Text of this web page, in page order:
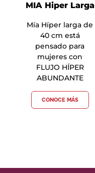
MIA Hiper Larga
Mía Híper larga de
40 cm está
pensado para
mujeres con
FLUJO HÍPER
ABUNDANTE
CONOCE MÁS